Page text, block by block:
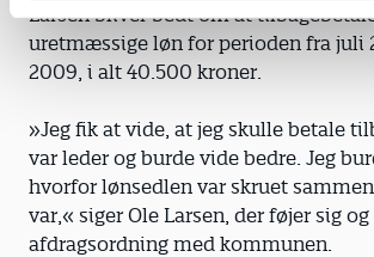
Larsen bliver bedt om at
uretmæssige løn for perioden fra juli
2009, i alt 40.500 kroner.
»Jeg fik at vide, at jeg skulle betale
var leder og burde vide bedre. Jeg
hvorfor lønsedlen var skruet
var,« siger Ole Larsen, der føjer sig
afdragsordning med kommunen.